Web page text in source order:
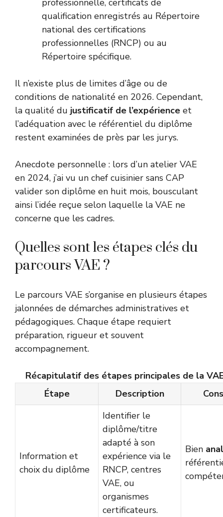
professionnelle, certificats de
qualification enregistrés au Répertoire
national des certifications
professionnelles (RNCP) ou au
Répertoire spécifique.
Il n’existe plus de limites d’âge ou de
conditions de nationalité en 2026. Cependant,
la qualité du justificatif de l’expérience et
l’adéquation avec le référentiel du diplôme
restent examinées de près par les jurys.
Anecdote personnelle : lors d’un atelier VAE
en 2024, j’ai vu un chef cuisinier sans CAP
valider son diplôme en huit mois, bousculant
ainsi l’idée reçue selon laquelle la VAE ne
concerne que les cadres.
Quelles sont les étapes clés du
parcours VAE ?
Le parcours VAE s’organise en plusieurs étapes
jalonnées de démarches administratives et
pédagogiques. Chaque étape requiert
préparation, rigueur et souvent
accompagnement.
Récapitulatif des étapes principales de la
Étape
Description
Information et
choix du diplôme
Identifier le
diplôme/titre
adapté à son
expérience via le
RNCP, centres
VAE, ou
organismes
certificateurs.
Bien